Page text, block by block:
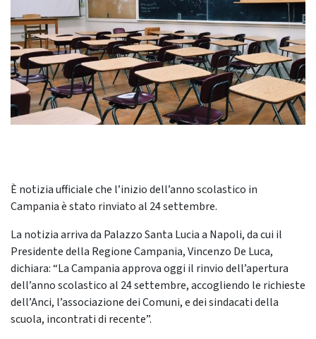
È notizia ufficiale che l’inizio dell’anno scolastico in
Campania è stato rinviato al 24 settembre.
La notizia arriva da Palazzo Santa Lucia a Napoli, da cui il
Presidente della Regione Campania, Vincenzo De Luca,
dichiara: “La Campania approva oggi il rinvio dell’apertura
dell’anno scolastico al 24 settembre, accogliendo le richieste
dell’Anci, l’associazione dei Comuni, e dei sindacati della
scuola, incontrati di recente”.